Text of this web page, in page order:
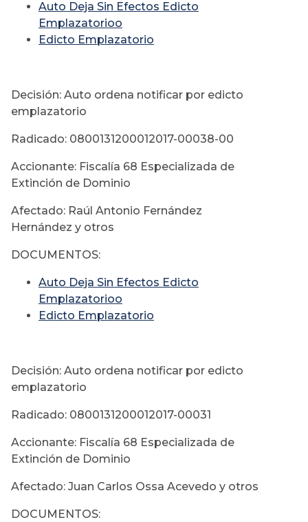
Auto Deja Sin Efectos Edicto
Emplazatorioo
Edicto Emplazatorio
Decisión: Auto ordena notificar por edicto
emplazatorio
Radicado: 0800131200012017-00038-00
Accionante: Fiscalía 68 Especializada de
Extinción de Dominio
Afectado: Raúl Antonio Fernández
Hernández y otros
DOCUMENTOS:
Auto Deja Sin Efectos Edicto
Emplazatorioo
Edicto Emplazatorio
Decisión: Auto ordena notificar por edicto
emplazatorio
Radicado: 0800131200012017-00031
Accionante: Fiscalía 68 Especializada de
Extinción de Dominio
Afectado: Juan Carlos Ossa Acevedo y otros
DOCUMENTOS: